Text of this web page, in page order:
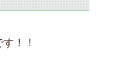
す！！